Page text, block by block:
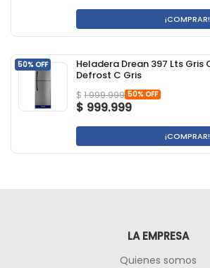
¡COMPRAR!
50% OFF
Heladera Drean 397 Lts Gris C/freezer Cycle
Defrost C Gris
$ 1.999.999 50% OFF
$ 999.999
¡COMPRAR!
LA EMPRESA
Quienes somos